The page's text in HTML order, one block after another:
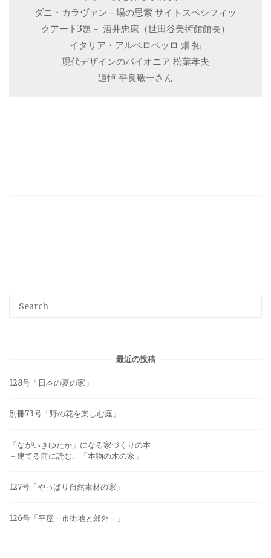
ダニ・カラヴァン－場の思索 サイトスペシフィッ
クアート3題－ 酒井忠康（世田谷美術館館長）
イタリア・アルベロベッロ 畑 拓
現代デザインのパイオニア 松葉孝夫
追悼 平良敬一さん
最近の投稿
128号「日本の夏の家」
別冊73号「野の花を楽しむ庭」
「ながいきゆたか」になる家づくりの本
－建てる前に読む、「本物の木の家」
127号「やっぱり自然素材の家」
126号「平屋－市街地と郊外－」